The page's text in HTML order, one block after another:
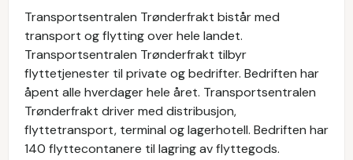
Transportsentralen Trønderfrakt bistår med
transport og flytting over hele landet.
Transportsentralen Trønderfrakt tilbyr
flyttetjenester til private og bedrifter. Bedriften har
åpent alle hverdager hele året. Transportsentralen
Trønderfrakt driver med distribusjon,
flyttetransport, terminal og lagerhotell. Bedriften har
140 flyttecontanere til lagring av flyttegods.